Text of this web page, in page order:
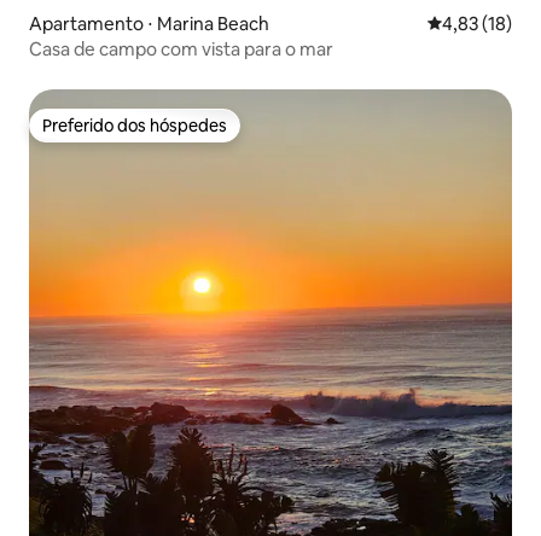
Apartamento ⋅ Marina Beach 4,83 de uma
4,83 (18)
Casa de campo com vista para o mar
Preferido dos hóspedes
Preferido dos hóspedes